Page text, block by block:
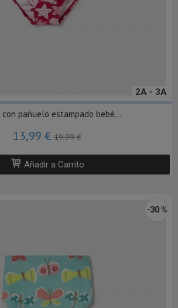
2A - 3A
pañuelo estampado bebé...
13,99 €19,99 €
Añadir a Carrito
-30 %